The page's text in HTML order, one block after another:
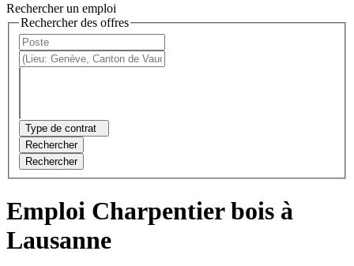
Rechercher un emploi
Rechercher des offres
Type de contrat
Rechercher
Rechercher
Emploi Charpentier bois à
Lausanne